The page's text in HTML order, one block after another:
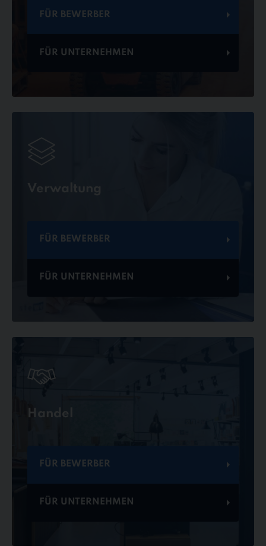
FÜR BEWERBER
FÜR UNTERNEHMEN
Verwaltung
FÜR BEWERBER
FÜR UNTERNEHMEN
Handel
FÜR BEWERBER
FÜR UNTERNEHMEN